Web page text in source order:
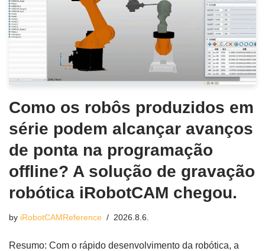
Como os robôs produzidos em
série podem alcançar avanços
de ponta na programação
offline? A solução de gravação
robótica iRobotCAM chegou.
by iRobotCAMReference 2026.8.6.
Resumo: Com o rápido desenvolvimento da robótica, a